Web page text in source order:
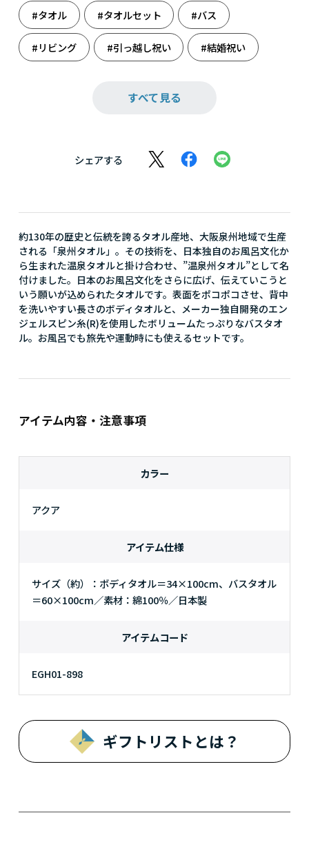
#タオル #タオルセット #バス
#リビング #引っ越し祝い #結婚祝い
すべて見る
シェアする
約130年の歴史と伝統を誇るタオル産地、大阪泉州地域で生産
される「泉州タオル」。その技術を、日本独自のお風呂文化か
ら生まれた温泉タオルと掛け合わせ、”温泉州タオル”として名
付けました。日本のお風呂文化をさらに広げ、伝えていこうと
いう願いが込められたタオルです。表面をポコポコさせ、背中
を洗いやすい長さのボディタオルと、メーカー独自開発のエン
ジェルスピン糸(R)を使用したボリュームたっぷりなバスタオ
ル。お風呂でも旅先や運動時にも使えるセットです。
アイテム内容・注意事項
カラー
アクア
アイテム仕様
サイズ（約）：ボディタオル＝34×100cm、バスタオル
＝60×100cm／素材：綿100％／日本製
アイテムコード
EGH01-898
ギフトリストとは？